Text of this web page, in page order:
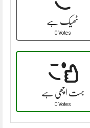
ٹھیک ہے
0 Votes
بہت اچھی ہے
0 Votes